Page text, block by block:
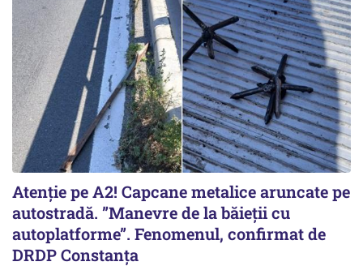
Atenție pe A2! Capcane metalice aruncate pe
autostradă. ”Manevre de la băieții cu
autoplatforme”. Fenomenul, confirmat de
DRDP Constanța